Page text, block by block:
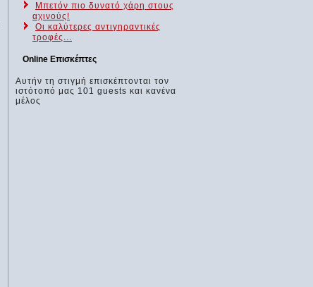
Μπετόν πιο δυνατό χάρη στους
αχινούς!
Οι καλύτερες αντιγηραντικές
τροφές...
Online Επισκέπτες
Αυτήν τη στιγμή επισκέπτονται τον
ιστότοπό μας 101 guests και κανένα
μέλος